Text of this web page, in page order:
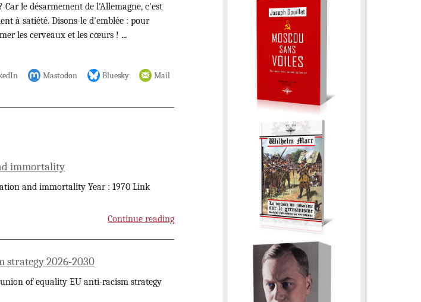
le désarmement de l'Allemagne, c'est
à satiété. Disons-le d'emblée : pour
les cerveaux et les cœurs !...
Mastodon Bluesky Mail
immortality
and immortality Year : 1970 Link
Continue reading
strategy 2026-2030
of equality EU anti-racism strategy